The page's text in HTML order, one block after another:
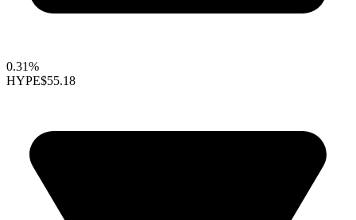
0.31%
HYPE$55.18